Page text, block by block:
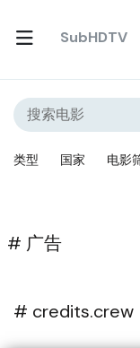
SubHDTV
类型 国家 电影
# credits.crew
# 广告